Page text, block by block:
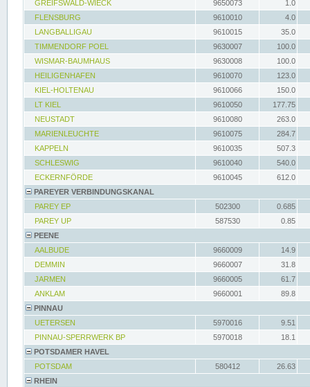
GREIFSWALD-WIECK
9650073
1.0
FLENSBURG
9610010
4.0
LANGBALLIGAU
9610015
35.0
TIMMENDORF POEL
9630007
100.0
WISMAR-BAUMHAUS
9630008
100.0
HEILIGENHAFEN
9610070
123.0
KIEL-HOLTENAU
9610066
150.0
LT KIEL
9610050
177.75
NEUSTADT
9610080
263.0
MARIENLEUCHTE
9610075
284.7
KAPPELN
9610035
507.3
SCHLESWIG
9610040
540.0
ECKERNFÖRDE
9610045
612.0
PAREYER VERBINDUNGSKANAL
PAREY EP
502300
0.685
PAREY UP
587530
0.85
PEENE
AALBUDE
9660009
14.9
DEMMIN
9660007
31.8
JARMEN
9660005
61.7
ANKLAM
9660001
89.8
PINNAU
UETERSEN
5970016
9.51
PINNAU-SPERRWERK BP
5970018
18.1
POTSDAMER HAVEL
POTSDAM
580412
26.63
RHEIN